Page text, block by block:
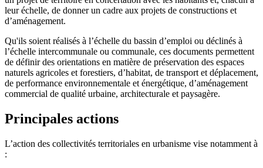
leur échelle, de donner un cadre aux projets de constructions et
d’aménagement.
Qu'ils soient réalisés à l’échelle du bassin d’emploi ou déclinés à
l’échelle intercommunale ou communale, ces documents permettent
de définir des orientations en matière de préservation des espaces
naturels agricoles et forestiers, d’habitat, de transport et déplacement,
de performance environnementale et énergétique, d’aménagement
commercial de qualité urbaine, architecturale et paysagère.
Principales actions
L’action des collectivités territoriales en urbanisme vise notamment à
: